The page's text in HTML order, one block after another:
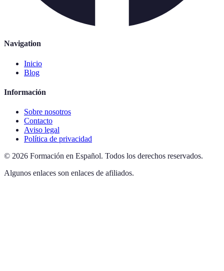
Navigation
Inicio
Blog
Información
Sobre nosotros
Contacto
Aviso legal
Política de privacidad
© 2026 Formación en Español. Todos los derechos reservados.
Algunos enlaces son enlaces de afiliados.